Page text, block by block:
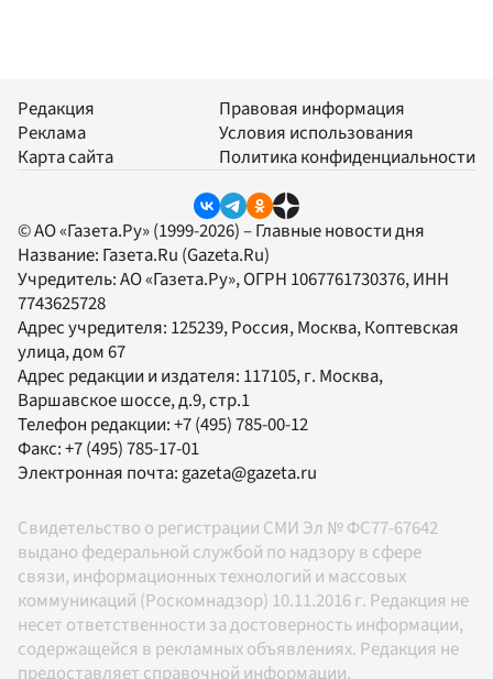
Редакция
Реклама
Карта сайта
Правовая информация
Условия использования
Политика конфиденциальности
© АО «Газета.Ру» (1999-2026) – Главные новости дня
Название: Газета.Ru (Gazeta.Ru)
Учредитель:АО «Газета.Ру», ОГРН 1067761730376, ИНН
7743625728
Адрес учредителя: 125239, Россия, Москва, Коптевская
улица, дом 67
Адрес редакции и издателя: 117105, г. Москва,
Варшавское шоссе, д.9, стр.1
Телефон редакции:+7 (495) 785-00-12
Факс:+7 (495) 785-17-01
Электронная почта: gazeta@gazeta.ru
Свидетельство о регистрации СМИ Эл № ФС77-67642
выдано федеральной службой по надзору в сфере
связи, информационных технологий и массовых
коммуникаций (Роскомнадзор) 10.11.2016 г. Редакция не
несет ответственности за достоверность информации,
содержащейся в рекламных объявлениях. Редакция не